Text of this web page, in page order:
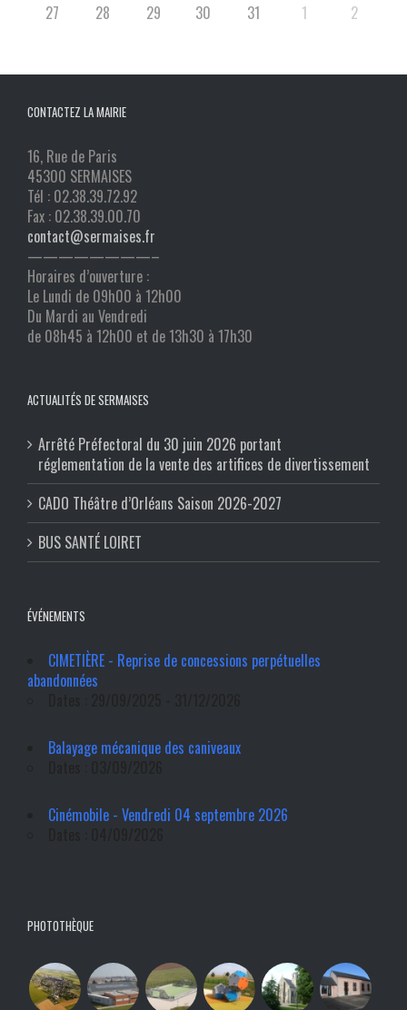
27 28 29 30 31 1 2
CONTACTEZ LA MAIRIE
16, Rue de Paris
45300 SERMAISES
Tél : 02.38.39.72.92
Fax : 02.38.39.00.70
contact@sermaises.fr
————————–
Horaires d’ouverture :
Le Lundi de 09h00 à 12h00
Du Mardi au Vendredi
de 08h45 à 12h00 et de 13h30 à 17h30
ACTUALITÉS DE SERMAISES
Arrêté Préfectoral du 30 juin 2026 portant
réglementation de la vente des artifices de divertissement
CADO Théâtre d’Orléans Saison 2026-2027
BUS SANTÉ LOIRET
ÉVÉNEMENTS
CIMETIÈRE - Reprise de concessions perpétuelles
abandonnées
Balayage mécanique des caniveaux
Cinémobile - Vendredi 04 septembre 2026
PHOTOTHÈQUE